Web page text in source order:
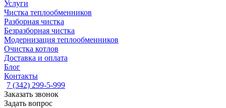
Услуги
Чистка теплообменников
Разборная чистка
Безразборная чистка
Модернизация теплообменников
Очистка котлов
Доставка и оплата
Блог
Контакты
7 (342) 299-5-999
Заказать звонок
Задать вопрос